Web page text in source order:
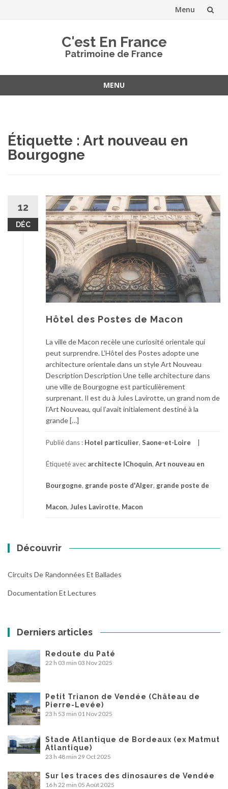
Menu
C'est En France
Patrimoine de France
MENU
Étiquette : Art nouveau en
Bourgogne
12
DÉC
Hôtel des Postes de Macon
La ville de Macon recèle une curiosité orientale qui
peut surprendre. L’Hôtel des Postes adopte une
architecture orientale dans un style Art Nouveau
Description Description Une telle architecture dans
une ville de Bourgogne est particulièrement
surprenant. Il est du à Jules Lavirotte, un grand nom de
l’Art Nouveau, qui l’avait initialement destiné à la
grande […]
Publié dans : Hotel particulier, Saone-et-Loire
Étiqueté avec architecte lChoquin, Art nouveau en
Bourgogne, grande poste d'Alger, grande poste de
Macon, Jules Lavirotte, Macon
Découvrir
Circuits De Randonnées Et Ballades
Documentation Et Lectures
Derniers articles
Redoute du Paté
22 h 03 min 03 Nov 2025
Petit Trianon de Vendée (Château de
Pierre-Levée)
23 h 53 min 01 Nov 2025
Stade Atlantique de Bordeaux (ex Matmut
Atlantique)
23 h 48 min 29 Oct 2025
Sur les traces des dinosaures de Vendée
16 h 22 min 05 Août 2025